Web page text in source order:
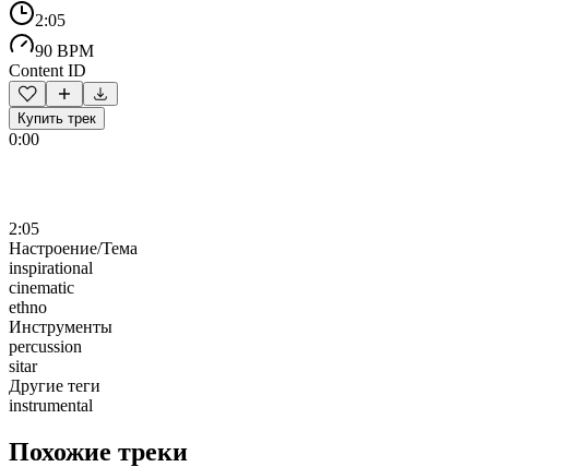
2:05
90 BPM
Content ID
Купить трек
0:00
2:05
Настроение/Тема
inspirational
cinematic
ethno
Инструменты
percussion
sitar
Другие теги
instrumental
Похожие треки